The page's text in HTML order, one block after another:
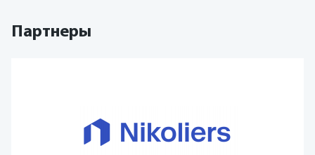
Партнеры